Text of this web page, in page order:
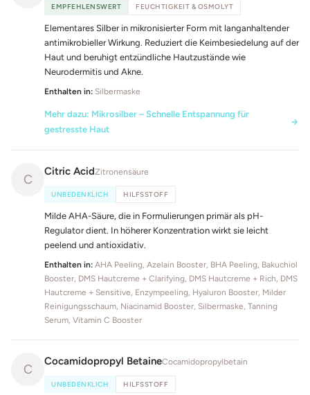
EMPFEHLENSWERT FEUCHTIGKEIT & OSMOLYT
Elementares Silber in mikronisierter Form mit langanhaltender
antimikrobieller Wirkung. Reduziert die Keimbesiedelung auf der
Haut und beruhigt entzündliche Hautzustände wie
Neurodermitis und Akne.
Enthalten in: Silbermaske
Mehr dazu: Mikrosilber – Schnelle Entspannung für
gestresste Haut
C
Citric AcidZitronensäure
UNBEDENKLICH HILFSSTOFF
Milde AHA-Säure, die in Formulierungen primär als pH-
Regulator dient. In höherer Konzentration wirkt sie leicht
peelend und antioxidativ.
Enthalten in: AHA Peeling, Azelain Booster, BHA Peeling, Bakuchiol
Booster, DMS Hautcreme + Clarifying, DMS Hautcreme + Rich, DMS
Hautcreme + Sensitive, Enzympeeling, Hyaluron Booster, Milder
Reinigungsschaum, Niacinamid Booster, Silbermaske, Tanning
Serum, Vitamin C Booster
C
Cocamidopropyl BetaineCocamidopropylbetain
UNBEDENKLICH HILFSSTOFF